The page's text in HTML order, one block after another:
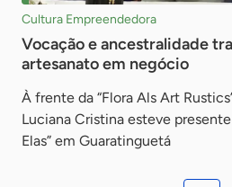
Cultura Empreendedora
Vocação e ancestralidade
artesanato em negócio
À frente da “Flora Als Art
Luciana Cristina esteve
Elas” em Guaratinguetá